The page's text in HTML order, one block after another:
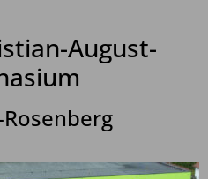
August-